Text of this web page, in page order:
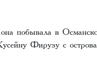
побывала в
Фирузу с